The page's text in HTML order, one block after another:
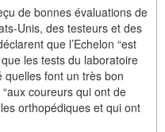
de bonnes évaluations de
Unis, des testeurs et des
que l’Echelon “est
les tests du laboratoire
quelles font un très bon
coureurs qui ont de
orthopédiques et qui ont